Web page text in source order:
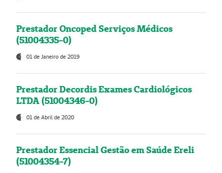
Prestador Oncoped Serviços Médicos
(51004335-0)
01 de Janeiro de 2019
Prestador Decordis Exames Cardiológicos
LTDA (51004346-0)
01 de Abril de 2020
Prestador Essencial Gestão em Saúde Ereli
(51004354-7)